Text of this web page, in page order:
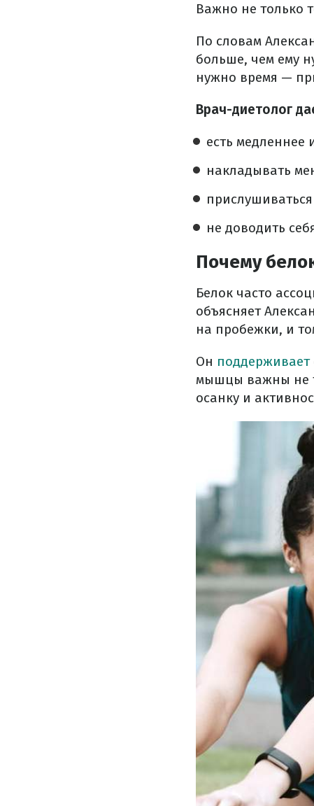
Важно не только
По словам
больше, чем ему
нужно время —
Врач-диетолог
есть медленнее
накладывать
не доводить
Почему
Белок часто
объясняет
на пробежки, и
Он поддерживает
мышцы важны не
осанку и